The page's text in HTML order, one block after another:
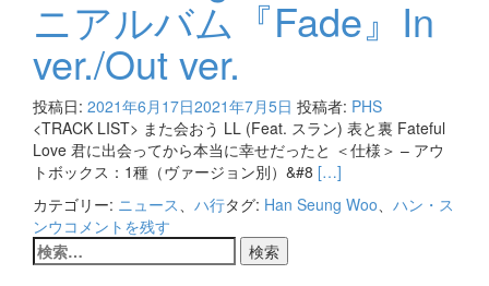
ニアルバム『Fade』In
ver./Out ver.
投稿日: 2021年6月17日2021年7月5日 投稿者: PHS
<TRACK LIST> また会おう LL (Feat. スラン) 表と裏 Fateful
Love 君に出会ってから本当に幸せだったと ＜仕様＞ – アウ
トボックス：1種（ヴァージョン別）&#8 Read
about
[…]
カテゴリー: ニュース、 ハ行タグ: Han Seung Woo、 ハン・ス
ンウ コメントを残す
検
索: